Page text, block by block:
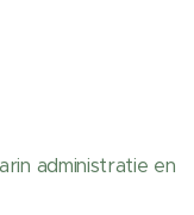
administratie en